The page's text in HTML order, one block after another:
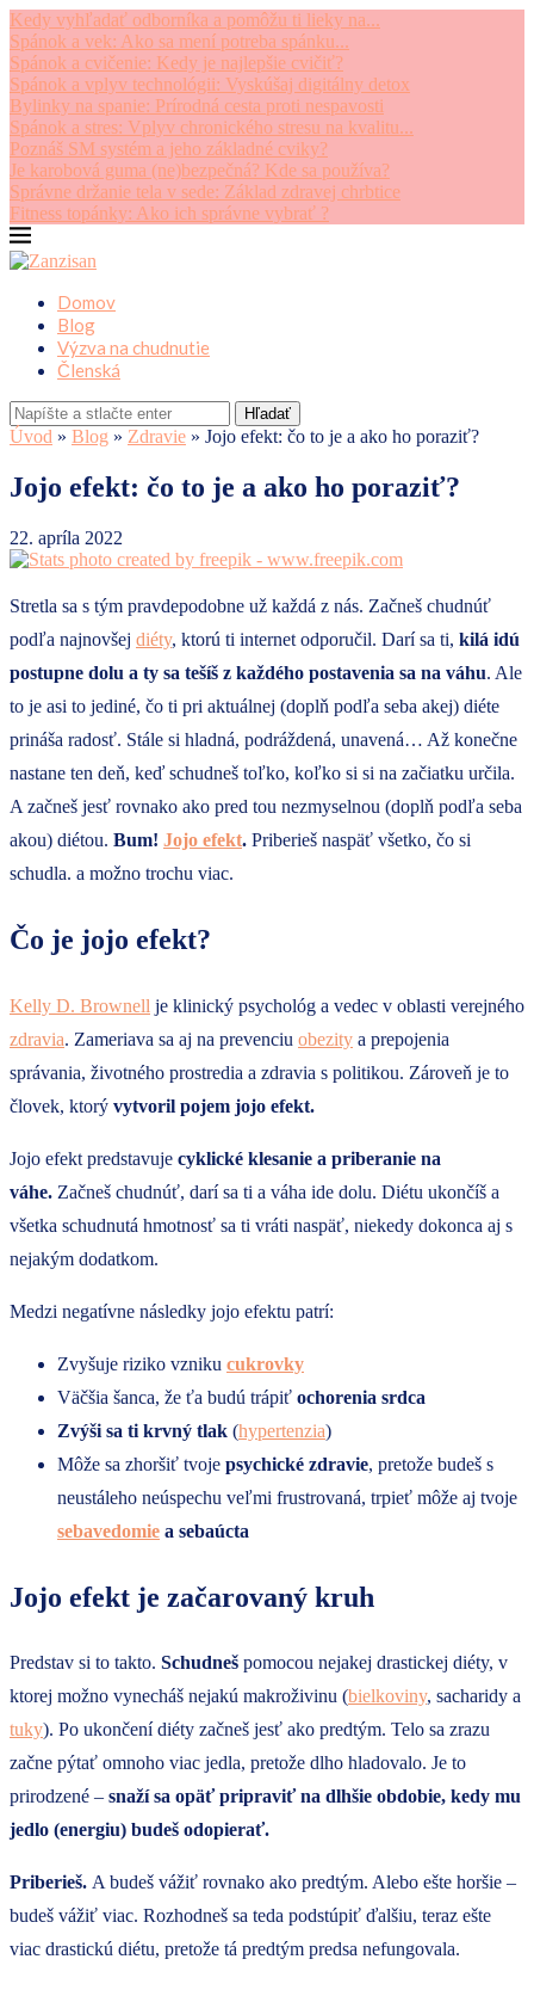
Kedy vyhľadať odborníka a pomôžu ti lieky na...
Spánok a vek: Ako sa mení potreba spánku...
Spánok a cvičenie: Kedy je najlepšie cvičiť?
Spánok a vplyv technológii: Vyskúšaj digitálny detox
Bylinky na spanie: Prírodná cesta proti nespavosti
Spánok a stres: Vplyv chronického stresu na kvalitu...
Poznáš SM systém a jeho základné cviky?
Je karobová guma (ne)bezpečná? Kde sa používa?
Správne držanie tela v sede: Základ zdravej chrbtice
Fitness topánky: Ako ich správne vybrať ?
Domov
Blog
Výzva na chudnutie
Členská
Hľadať
Úvod » Blog » Zdravie » Jojo efekt: čo to je a ako ho poraziť?
Jojo efekt: čo to je a ako ho poraziť?
22. apríla 2022
Stretla sa s tým pravdepodobne už každá z nás. Začneš chudnúť
podľa najnovšej diéty, ktorú ti internet odporučil. Darí sa ti, kilá idú
postupne dolu a ty sa tešíš z každého postavenia sa na váhu. Ale
to je asi to jediné, čo ti pri aktuálnej (doplň podľa seba akej) diéte
prináša radosť. Stále si hladná, podráždená, unavená… Až konečne
nastane ten deň, keď schudneš toľko, koľko si si na začiatku určila.
A začneš jesť rovnako ako pred tou nezmyselnou (doplň podľa seba
akou) diétou. Bum! Jojo efekt. Priberieš naspäť všetko, čo si
schudla. a možno trochu viac.
Čo je jojo efekt?
Kelly D. Brownell je klinický psychológ a vedec v oblasti verejného
zdravia. Zameriava sa aj na prevenciu obezity a prepojenia
správania, životného prostredia a zdravia s politikou. Zároveň je to
človek, ktorý vytvoril pojem jojo efekt.
Jojo efekt predstavuje cyklické klesanie a priberanie na
váhe. Začneš chudnúť, darí sa ti a váha ide dolu. Diétu ukončíš a
všetka schudnutá hmotnosť sa ti vráti naspäť, niekedy dokonca aj s
nejakým dodatkom.
Medzi negatívne následky jojo efektu patrí:
Zvyšuje riziko vzniku cukrovky
Väčšia šanca, že ťa budú trápiť ochorenia srdca
Zvýši sa ti krvný tlak (hypertenzia)
Môže sa zhoršiť tvoje psychické zdravie, pretože budeš s
neustáleho neúspechu veľmi frustrovaná, trpieť môže aj tvoje
sebavedomie a sebaúcta
Jojo efekt je začarovaný kruh
Predstav si to takto. Schudneš pomocou nejakej drastickej diéty, v
ktorej možno vynecháš nejakú makroživinu (bielkoviny, sacharidy a
tuky). Po ukončení diéty začneš jesť ako predtým. Telo sa zrazu
začne pýtať omnoho viac jedla, pretože dlho hladovalo. Je to
prirodzené – snaží sa opäť pripraviť na dlhšie obdobie, kedy mu
jedlo (energiu) budeš odopierať.
Priberieš. A budeš vážiť rovnako ako predtým. Alebo ešte horšie –
budeš vážiť viac. Rozhodneš sa teda podstúpiť ďalšiu, teraz ešte
viac drastickú diétu, pretože tá predtým predsa nefungovala.